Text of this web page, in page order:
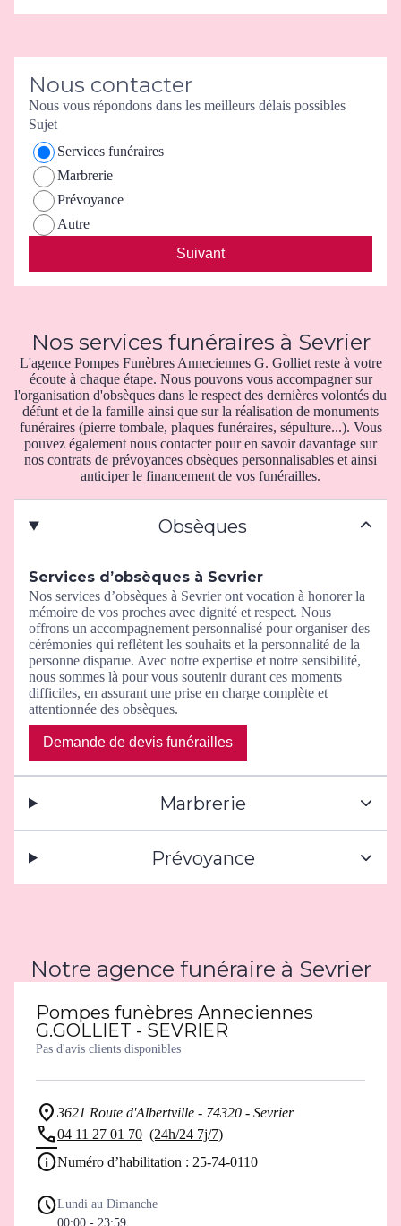
Nous contacter
Nous vous répondons dans les meilleurs délais possibles
Sujet
Services funéraires
Marbrerie
Prévoyance
Autre
Suivant
Nos services funéraires à Sevrier
L'agence Pompes Funèbres Anneciennes G. Golliet reste à votre
écoute à chaque étape. Nous pouvons vous accompagner sur
l'organisation d'obsèques dans le respect des dernières volontés du
défunt et de la famille ainsi que sur la réalisation de monuments
funéraires (pierre tombale, plaques funéraires, sépulture...). Vous
pouvez également nous contacter pour en savoir davantage sur
nos contrats de prévoyances obsèques personnalisables et ainsi
anticiper le financement de vos funérailles.
Obsèques
Services d’obsèques à Sevrier
Nos services d’obsèques à Sevrier ont vocation à honorer la
mémoire de vos proches avec dignité et respect. Nous
offrons un accompagnement personnalisé pour organiser des
cérémonies qui reflètent les souhaits et la personnalité de la
personne disparue. Avec notre expertise et notre sensibilité,
nous sommes là pour vous soutenir durant ces moments
difficiles, en assurant une prise en charge complète et
attentionnée des obsèques.
Demande de devis funérailles
Marbrerie
Prévoyance
Notre agence funéraire à Sevrier
Pompes funèbres Anneciennes
G.GOLLIET - SEVRIER
Pas d'avis clients disponibles
3621 Route d'Albertville - 74320 - Sevrier
04 11 27 01 70 (24h/24 7j/7)
Numéro d’habilitation : 25-74-0110
Lundi au Dimanche
00:00 - 23:59